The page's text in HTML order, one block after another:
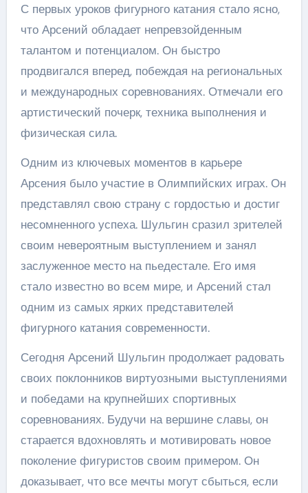
С первых уроков фигурного катания стало ясно,
что Арсений обладает непревзойденным
талантом и потенциалом. Он быстро
продвигался вперед, побеждая на региональных
и международных соревнованиях. Отмечали его
артистический почерк, техника выполнения и
физическая сила.
Одним из ключевых моментов в карьере
Арсения было участие в Олимпийских играх. Он
представлял свою страну с гордостью и достиг
несомненного успеха. Шульгин сразил зрителей
своим невероятным выступлением и занял
заслуженное место на пьедестале. Его имя
стало известно во всем мире, и Арсений стал
одним из самых ярких представителей
фигурного катания современности.
Сегодня Арсений Шульгин продолжает радовать
своих поклонников виртуозными выступлениями
и победами на крупнейших спортивных
соревнованиях. Будучи на вершине славы, он
старается вдохновлять и мотивировать новое
поколение фигуристов своим примером. Он
доказывает, что все мечты могут сбыться, если